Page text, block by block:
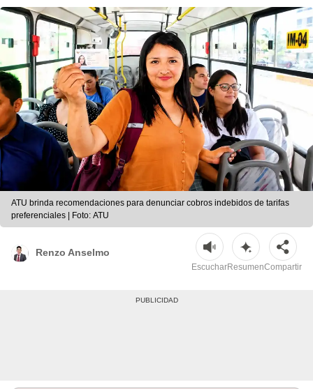
ATU brinda recomendaciones para denunciar cobros indebidos de tarifas
preferenciales | Foto: ATU
Renzo Anselmo
EscucharResumenCompartir